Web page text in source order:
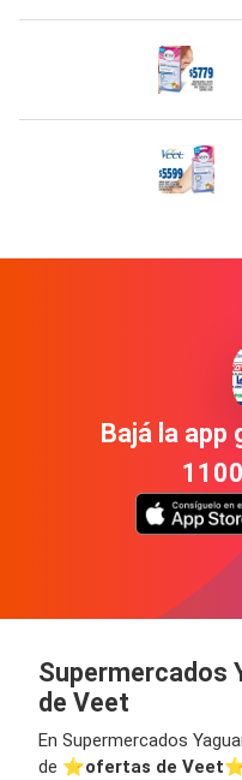
Bajá la app
Supermercados
de Veet
En Supermercados
de ⭐️ofertas de Veet